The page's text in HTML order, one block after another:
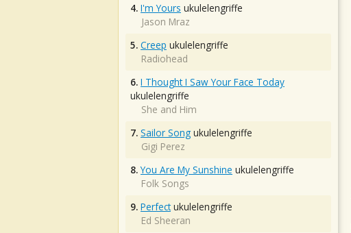
4. I'm Yours ukulelengriffe
Jason Mraz
5. Creep ukulelengriffe
Radiohead
6. I Thought I Saw Your Face Today
ukulelengriffe
She and Him
7. Sailor Song ukulelengriffe
Gigi Perez
8. You Are My Sunshine ukulelengriffe
Folk Songs
9. Perfectukulelengriffe
Ed Sheeran